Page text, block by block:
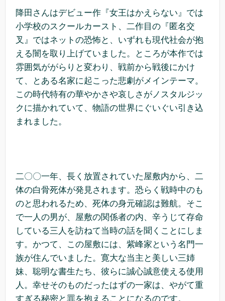
降田さんはデビュー作『女王はかえらない』では
小学校のスクールカースト、二作目の『匿名交
叉』ではネットの恐怖と、いずれも現代社会が抱
える闇を取り上げていました。ところが本作では
雰囲気ががらりと変わり、戦前から戦後にかけ
て、とある名家に起こった悲劇がメインテーマ。
この時代特有の華やかさや哀しさがノスタルジッ
クに描かれていて、物語の世界にぐいぐい引き込
まれました。
二〇〇一年、長く放置されていた屋敷内から、二
体の白骨死体が発見されます。恐らく戦時中のも
のと思われるため、死体の身元確認は難航。そこ
で一人の男が、屋敷の関係者の内、辛うじて存命
している三人を訪ねて当時の話を聞くことにしま
す。かつて、この屋敷には、紫峰家という名門一
族が住んでいました。寛大な当主と美しい三姉
妹、聡明な書生たち、彼らに誠心誠意使える使用
人。幸せそのものだったはずの一家は、やがて重
すぎる秘密と罪を抱えることになるのです。